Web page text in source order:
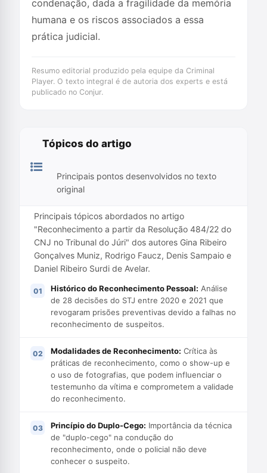
condenação, dada a fragilidade da memória
humana e os riscos associados a essa
prática judicial.
Resumo editorial produzido pela equipe da Criminal
Player. O texto integral é de autoria dos experts e está
publicado no Conjur.
Tópicos do artigo
Principais pontos desenvolvidos no texto
original
Principais tópicos abordados no artigo
"Reconhecimento a partir da Resolução 484/22 do
CNJ no Tribunal do Júri" dos autores Gina Ribeiro
Gonçalves Muniz, Rodrigo Faucz, Denis Sampaio e
Daniel Ribeiro Surdi de Avelar.
Histórico do Reconhecimento Pessoal: Análise
de 28 decisões do STJ entre 2020 e 2021 que
revogaram prisões preventivas devido a falhas no
reconhecimento de suspeitos.
Modalidades de Reconhecimento: Crítica às
práticas de reconhecimento, como o show-up e
o uso de fotografias, que podem influenciar o
testemunho da vítima e comprometem a validade
do reconhecimento.
Princípio do Duplo-Cego: Importância da técnica
de "duplo-cego" na condução do
reconhecimento, onde o policial não deve
conhecer o suspeito.